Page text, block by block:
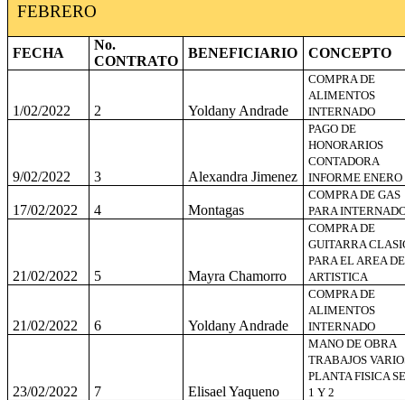
FEBRERO
FECHA
No.
CONTRATO
BENEFICIARIO CONCEPTO
1/02/2022 2 Yoldany Andrade
COMPRA DE
ALIMENTOS
INTERNADO
9/02/2022 3 Alexandra Jimenez
PAGO DE
HONORARIOS
CONTADORA
INFORME ENERO
17/02/2022 4 Montagas
COMPRA DE GAS
PARA
21/02/2022 5 Mayra Chamorro
COMPRA DE
GUITARRA
PARA EL AREA DE
ARTISTICA
21/02/2022 6 Yoldany Andrade
COMPRA DE
ALIMENTOS
INTERNADO
23/02/2022 7 Elisael Yaqueno
MANO DE OBRA
TRABAJOS
PLANTA FISICA
1 Y 2